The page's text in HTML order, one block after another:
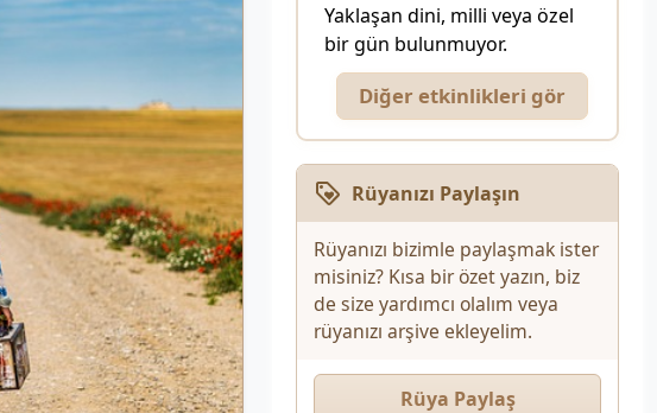
Yaklaşan dini, milli veya özel
bir gün bulunmuyor.
Diğer etkinlikleri gör
Rüyanızı Paylaşın
Rüyanızı bizimle paylaşmak ister
misiniz? Kısa bir özet yazın, biz
de size yardımcı olalım veya
rüyanızı arşive ekleyelim.
Rüya Paylaş